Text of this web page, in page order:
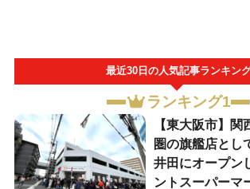
最近30日の人気記事ランキン
ランキング1
【東大阪市】
圏の旗艦店とし
井田にオープン
ントスーパーマ